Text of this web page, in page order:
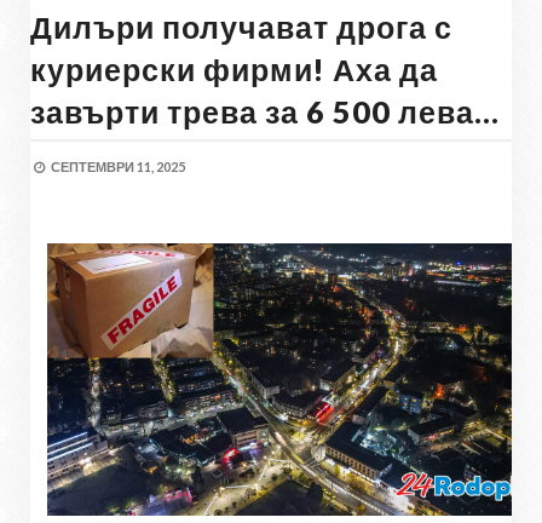
Дилъри получават дрога с
куриерски фирми! Аха да
завърти трева за 6 500 лева…
СЕПТЕМВРИ 11, 2025